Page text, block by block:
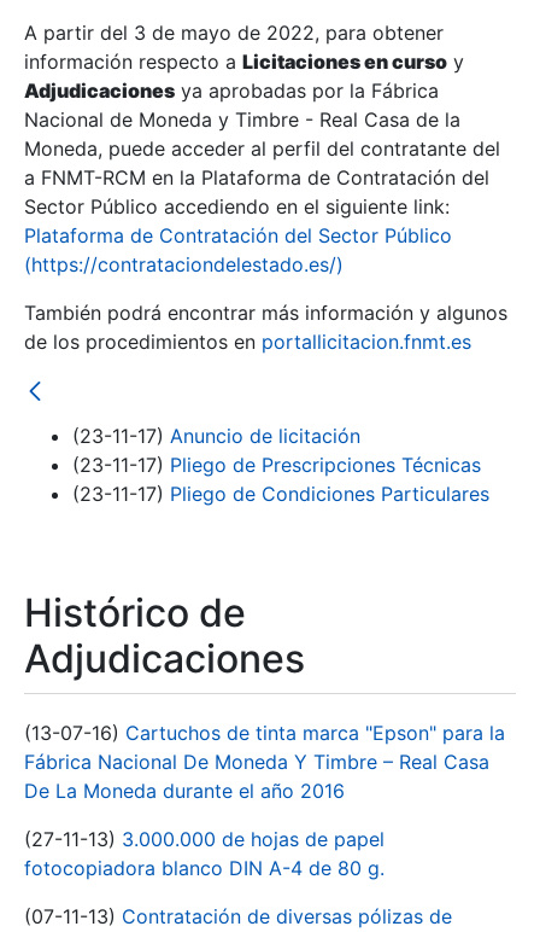
Mostrar/Ocultar
A partir del 3 de mayo de 2022, para obtener
información respecto a Licitaciones en curso y
Adjudicaciones ya aprobadas por la Fábrica
Nacional de Moneda y Timbre - Real Casa de la
Moneda, puede acceder al perfil del contratante del
a FNMT-RCM en la Plataforma de Contratación del
Sector Público accediendo en el siguiente link:
Plataforma de Contratación del Sector Público
(https://contrataciondelestado.es/)
También podrá encontrar más información y algunos
de los procedimientos en portallicitacion.fnmt.es
(23-11-17) Anuncio de licitación
(23-11-17) Pliego de Prescripciones Técnicas
(23-11-17) Pliego de Condiciones Particulares
Histórico de
Adjudicaciones
(13-07-16) Cartuchos de tinta marca "Epson" para la
Fábrica Nacional De Moneda Y Timbre – Real Casa
De La Moneda durante el año 2016
(27-11-13) 3.000.000 de hojas de papel
fotocopiadora blanco DIN A-4 de 80 g.
(07-11-13) Contratación de diversas pólizas de